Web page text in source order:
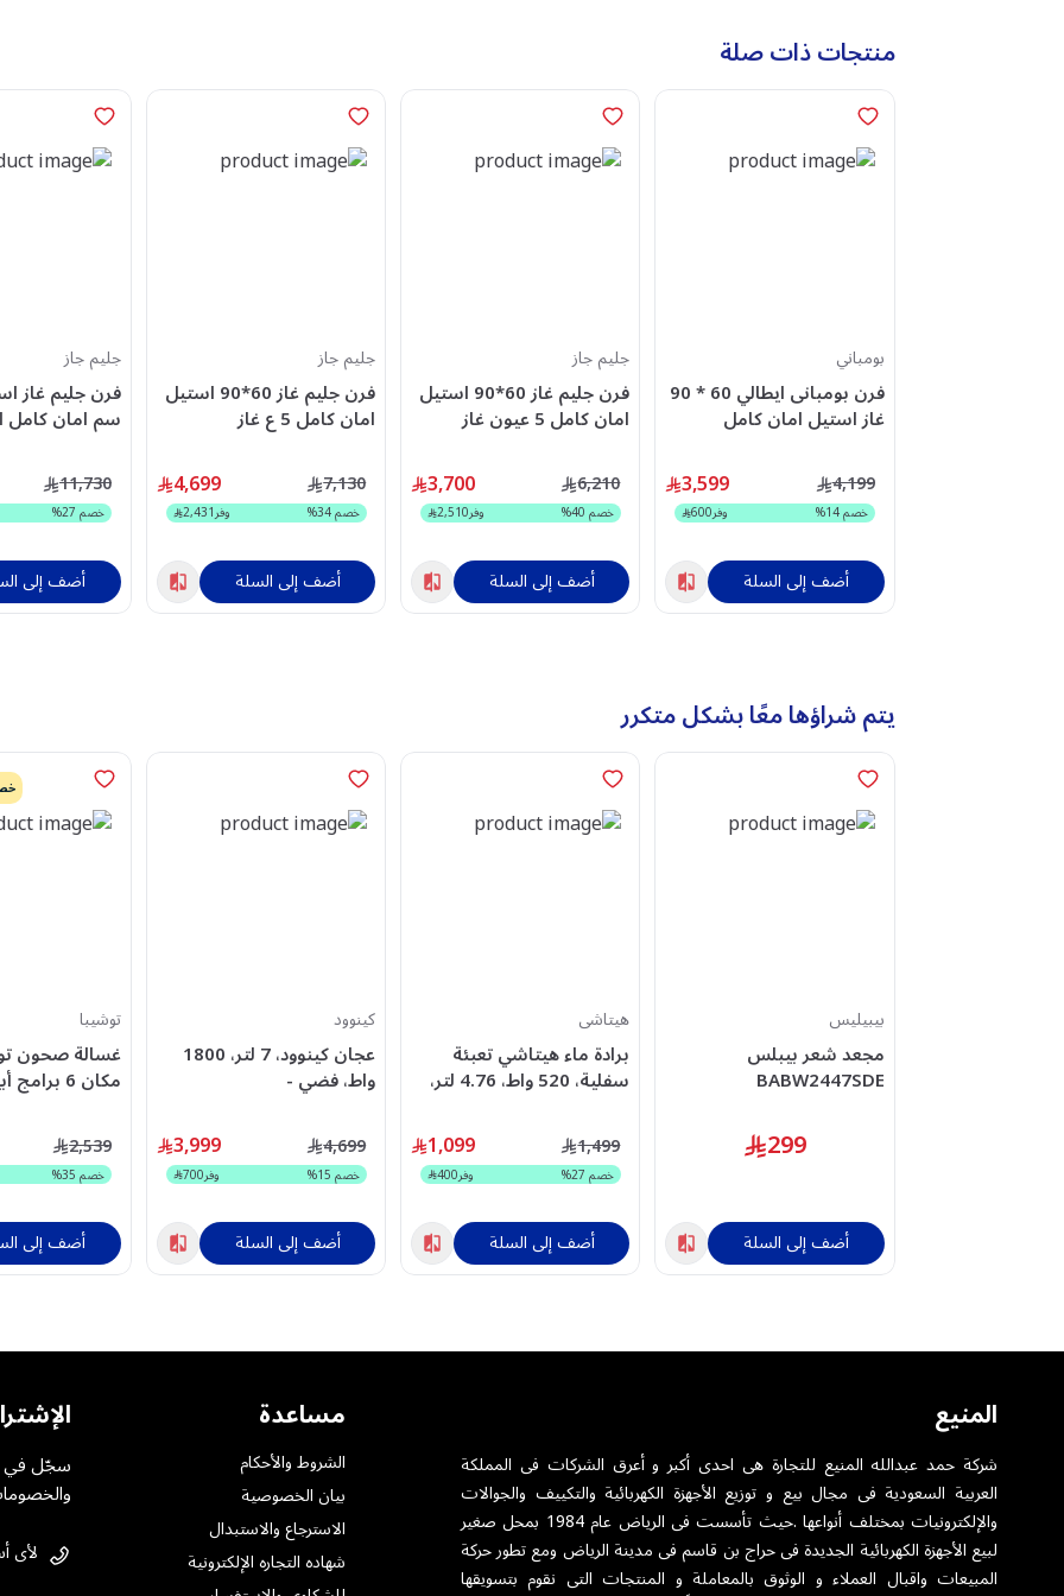
منتجات ذات صلة
بومباني
فرن بومبانى ايطالي 60 * 90
غاز استيل امان كامل
3,599 4,199
خصم14
% وفر600
أضف إلى السلة
جليم جاز
فرن جليم غاز 60*90 استيل
امان كامل 5 عيون غاز
3,700 6,210
خصم40
% وفر2,510
أضف إلى السلة
جليم جاز
فرن جليم غاز 60*90 استيل
امان كامل 5 ع غاز
SE967GIFSMF
4,699 7,130
خصم34
% وفر2,431
أضف إلى السلة
جليم جاز
سم امان كامل
11,730
خصم 27
%
أضف إلى
يتم شراؤها معًا بشكل متكرر
بيبيليس
مجعد شعر بيبلس
BABW2447SDE
299
أضف إلى السلة
هيتاشى
برادة ماء هيتاشي تعبئة
سفلية، 520 واط، 4.76 لتر،
1,099 1,499
خصم27
% وفر400
أضف إلى السلة
كينوود
عجان كينوود، 7 لتر، 1800
واط، فضي -
OWKVL85.344SI
3,999 4,699
خصم15
% وفر700
أضف إلى السلة
توشيبا
14F5ME(W)-SA
2,539
خصم 35
%
أضف إلى
المنيع
شركة حمد عبدالله المنيع للتجارة هى احدى أكبر و أعرق الشركات فى المملكة
العربية السعودية فى مجال بيع و توزيع الأجهزة الكهربائية والتكييف والجوالات
والإلكترونيات بمختلف أنواعها .حيث تأسست فى الرياض عام 1984 بمحل صغير
لبيع الأجهزة الكهربائية الجديدة فى حراج بن قاسم فى مدينة الرياض ومع تطور حركة
المبيعات واقبال العملاء و الوثوق بالمعاملة و المنتجات التى نقوم بتسويقها
مساعدة
الشروط والأحكام
بيان الخصوصية
الاسترجاع والاستبدال
شهاده التجاره الإلكترونية
سجّل في
لأى